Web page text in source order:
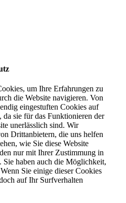
um Ihre Erfahrungen zu
die Website navigieren. Von
eingestuften Cookies auf
sie für das Funktionieren der
unerlässlich sind. Wir
Drittanbietern, die uns helfen
wie Sie diese Website
nur mit Ihrer Zustimmung in
Sie haben auch die Möglichkeit,
Sie einige dieser Cookies
auf Ihr Surfverhalten